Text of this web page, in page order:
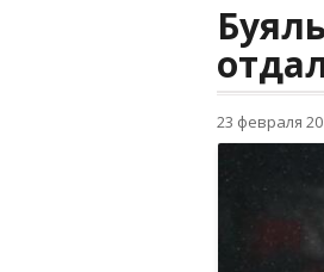
23 февраля